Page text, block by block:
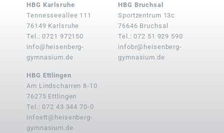
HBG Karlsruhe
Tennesseeallee 111
76149 Karlsruhe
Tel.: 0721 972150
info@heisenberg-
gymnasium.de
HBG Bruchsal
Sportzentrum 13c
76646 Bruchsal
Tel.: 072 51 929 590
infobr@heisenberg-
gymnasium.de
HBG Ettlingen
Am Lindscharren 8-10
76275 Ettlingen
Tel.: 072 43 344 70-0
infoett@heisenberg-
gymnasium.de